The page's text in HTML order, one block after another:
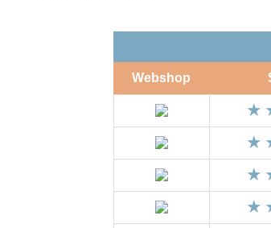
Webshop